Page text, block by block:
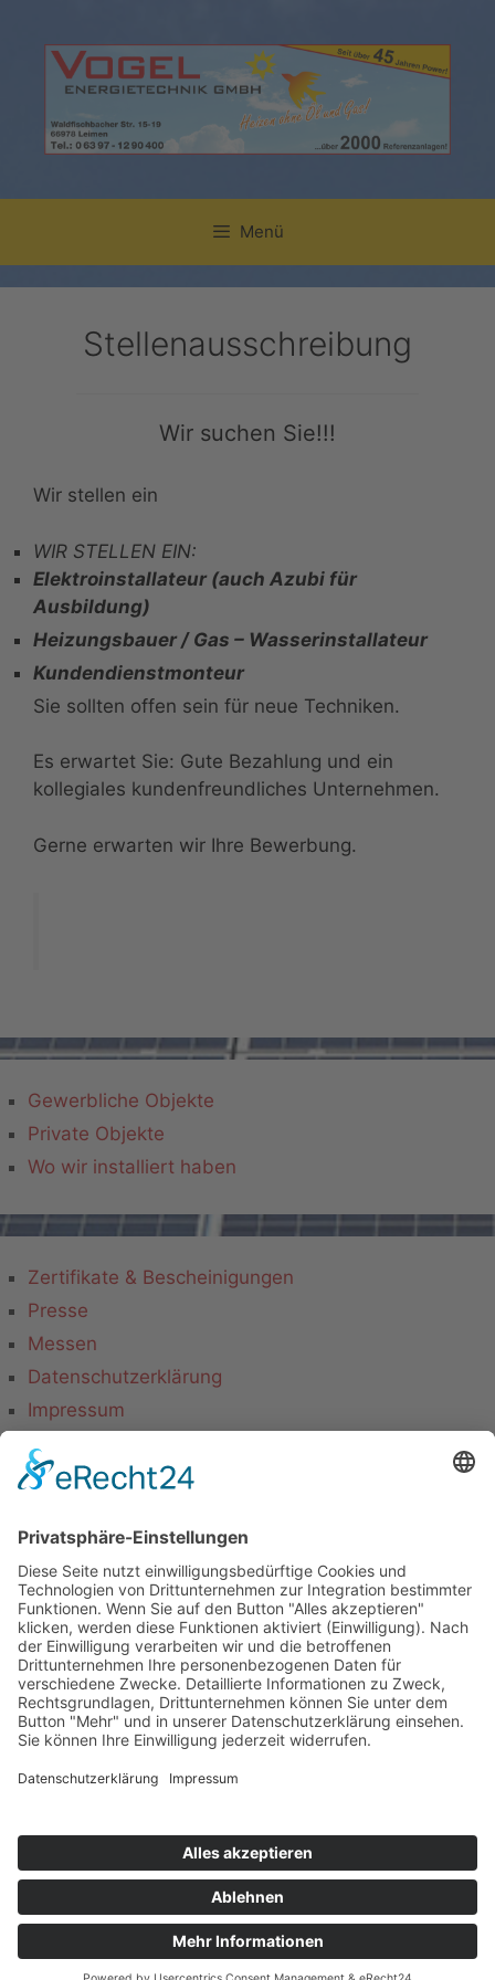
Inhalt
springen
Menü
Stellenausschreibung
Wir suchen Sie!!!
Wir stellen ein
WIR STELLEN EIN:
Elektroinstallateur (auch Azubi für
Ausbildung)
Heizungsbauer / Gas – Wasserinstallateur
Kundendienstmonteur
Sie sollten offen sein für neue Techniken.
Es erwartet Sie: Gute Bezahlung und ein
kollegiales kundenfreundliches Unternehmen.
Gerne erwarten wir Ihre Bewerbung.
Gewerbliche Objekte
Private Objekte
Wo wir installiert haben
Zertifikate & Bescheinigungen
Presse
Messen
Datenschutzerklärung
Impressum
© 2026 Vogel Energietechnik GmbH | Waldfischbacher Str.
15-19 | 66978 Leimen | Tel. 0 63 97 - 1 29 04 00